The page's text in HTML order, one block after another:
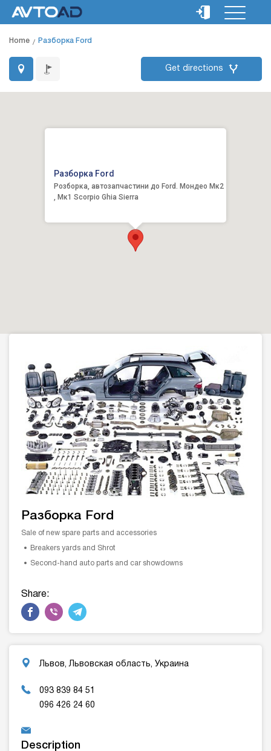
Home Разборка Ford
Get directions
Разборка Ford
Розборка, автозапчастини до Ford. Мондео Мк2
, Мк1 Scorpio Ghia Sierra
Разборка Ford
Sale of new spare parts and accessories
Breakers yards and Shrot
Second-hand auto parts and car showdowns
Share:
Львов, Львовская область, Украина
093 839 84 51
096 426 24 60
Description